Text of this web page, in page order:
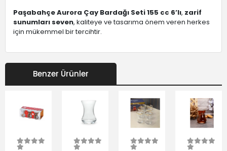
Paşabahçe Aurora Çay Bardağı Seti 155 cc 6’lı, zarif
sunumları seven, kaliteye ve tasarıma önem veren herkes
için mükemmel bir tercihtir.
Benzer Ürünler